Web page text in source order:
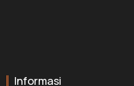
Informasi